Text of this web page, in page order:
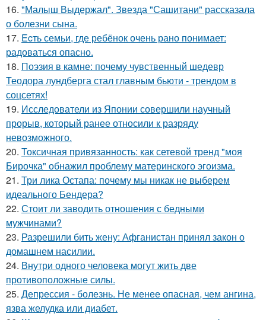
16. "Малыш Выдержал". Звезда "Сашитани" рассказала
о болезни сына.
17. Ecть семьи, где ребёнок очень рано понимает:
радоваться опасно.
18. Поэзия в камне: почему чувственный шедевр
Теодора лундберга стал главным бьюти - трендом в
соцсетях!
19. Исследователи из Японии совершили научный
прорыв, который ранее относили к разряду
невозможного.
20. Токсичная привязанность: как сетевой тренд "моя
Бирочка" обнажил проблему материнского эгоизма.
21. Три лика Остапа: почему мы никак не выберем
идеального Бендера?
22. Стоит ли заводить отношения с бедными
мужчинами?
23. Разрешили бить жену: Афганистан принял закон о
домашнем насилии.
24. Внутри одного человека могут жить две
противоположные силы.
25. Депрессия - болезнь. Не менее опасная, чем ангина,
язва желудка или диабет.